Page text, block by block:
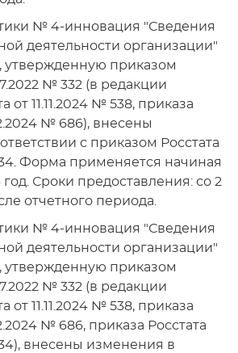
№ 4-инновация "Сведения
деятельности организации"
утвержденную приказом
№ 332 (в редакции
от 11.11.2024 № 538, приказа
№ 686), внесены
с приказом Росстата
Форма применяется начиная
год. Сроки предоставления: со 2
отчетного периода.
№ 4-инновация "Сведения
деятельности организации"
утвержденную приказом
№ 332 (в редакции
от 11.11.2024 № 538, приказа
№ 686, приказа Росстата
внесены изменения в